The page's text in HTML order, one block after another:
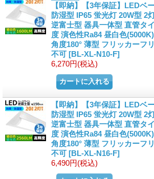
【即納】【3年保証】LEDベ
防湿型 IP65 蛍光灯 20W型 2
逆富士型 器具一体型 直管タ
度 演色性Ra84 昼白色
角度180° 薄型 フリッカーフ
不可 [BL-XL-N10-F]
6,270円(税込)
【即納】【3年保証】LEDベ
防湿型 IP65 蛍光灯 20W型 2
逆富士型 器具一体型 直管タ
度 演色性Ra84 昼白色
角度180° 薄型 フリッカーフ
不可 [BL-XL-N16-F]
6,490円(税込)